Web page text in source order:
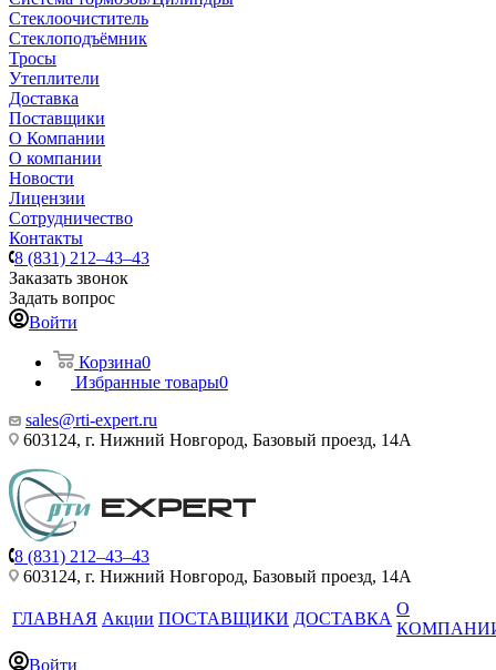
Стеклоочиститель
Стеклоподъёмник
Тросы
Утеплители
Доставка
Поставщики
О Компании
О компании
Новости
Лицензии
Сотрудничество
Контакты
8 (831) 212–43–43
Заказать звонок
Задать вопрос
Войти
Корзина0
Избранные товары0
sales@rti-expert.ru
603124, г. Нижний Новгород, Базовый проезд, 14А
8 (831) 212–43–43
603124, г. Нижний Новгород, Базовый проезд, 14А
ГЛАВНАЯ Акции ПОСТАВЩИКИ ДОСТАВКА
О
Войти